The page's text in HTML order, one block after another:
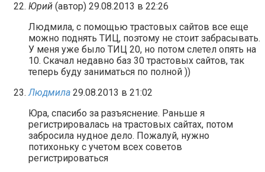
Юрий (автор) 29.08.2013 в 22:26
Людмила, с помощью трастовых сайтов все еще
можно поднять ТИЦ, поэтому не стоит забрасывать.
У меня уже было ТИЦ 20, но потом слетел опять на
10. Скачал недавно баз 30 трастовых сайтов, так
теперь буду заниматься по полной ))
Людмила 29.08.2013 в 21:02
Юра, спасибо за разъяснение. Раньше я
регистрировалась на трастовых сайтах, потом
забросила нудное дело. Пожалуй, нужно
потихоньку с учетом всех советов
регистрироваться